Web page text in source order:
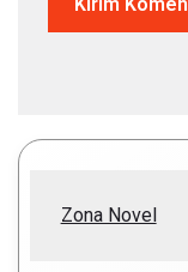
Zona Novel